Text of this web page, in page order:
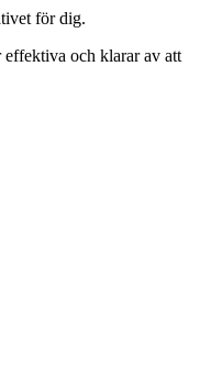
för dig.
effektiva och klarar av att